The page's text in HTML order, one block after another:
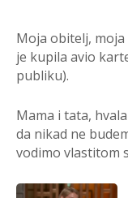
Moja obitelj,
je kupila avio
publiku).
Mama i tata,
da nikad ne
vodimo vlastitom